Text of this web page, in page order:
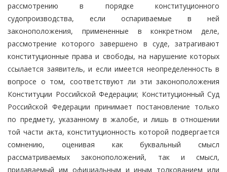
рассмотрению в порядке конституционного
судопроизводства, если оспариваемые в ней
законоположения, примененные в конкретном деле,
рассмотрение которого завершено в суде, затрагивают
конституционные права и свободы, на нарушение которых
ссылается заявитель, и если имеется неопределенность в
вопросе о том, соответствуют ли эти законоположения
Конституции Российской Федерации; Конституционный Суд
Российской Федерации принимает постановление только
по предмету, указанному в жалобе, и лишь в отношении
той части акта, конституционность которой подвергается
сомнению, оценивая как буквальный смысл
рассматриваемых законоположений, так и смысл,
придаваемый им официальным и иным толкованием или